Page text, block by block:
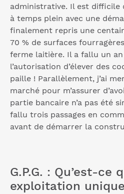
administrative. Il est difficile
à temps plein avec une
finalement repris une
70 % de surfaces
ferme laitière. Il a fallu un
l’autorisation d’élever des
paille ! Parallèlement, j’ai
marché pour m’assurer
partie bancaire n’a pas été
fallu trois passages en
avant de démarrer la
G.P.G. : Qu’est-ce
exploitation